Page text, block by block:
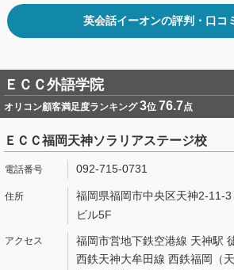
英会話イーオンの評判・口コ
ＥＣＣ外語学院
オリコン顧客満足度ランキング3位 76.7点
ＥＣＣ福岡天神ソラリアステージ校
092-715-0731
福岡県福岡市中央区天神2-11-
ビル5F
福岡市営地下鉄空港線 天神駅
西鉄天神大牟田線 西鉄福岡（